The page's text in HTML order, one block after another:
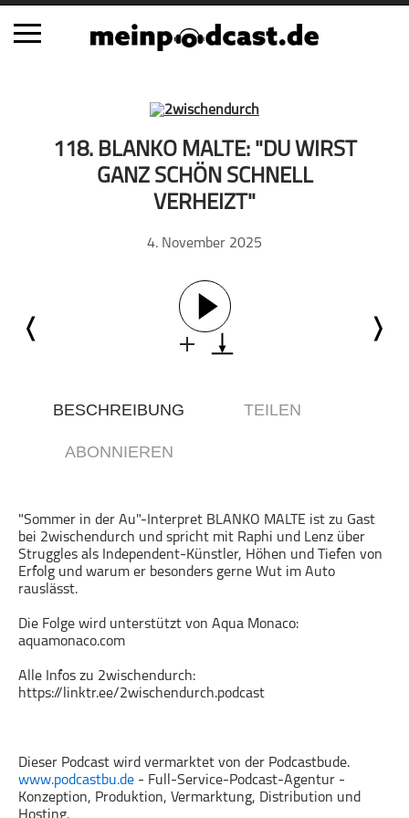
Alle Podcasts
Fiktion
Gesellschaft
Gesundheit & Fitness
Heim & Garten
Hobbys & Interessen
Immobilien
Karriere
Kinder & Familie
Kunst & Unterhaltung
Musik
Nachrichten
Recht, Regierung & Politik
Reisen
118. BLANKO MALTE: "DU WIRST
GANZ SCHÖN SCHNELL
VERHEIZT"
4. November 2025
BESCHREIBUNG TEILEN
ABONNIEREN
"Sommer in der Au"-Interpret BLANKO MALTE ist zu Gast
bei 2wischendurch und spricht mit Raphi und Lenz über
Struggles als Independent-Künstler, Höhen und Tiefen von
Erfolg und warum er besonders gerne Wut im Auto
rauslässt.
Die Folge wird unterstützt von Aqua Monaco:
aquamonaco.com
Alle Infos zu 2wischendurch:
https://linktr.ee/2wischendurch.podcast
Dieser Podcast wird vermarktet von der Podcastbude.
www.podcastbu.de - Full-Service-Podcast-Agentur -
Konzeption, Produktion, Vermarktung, Distribution und